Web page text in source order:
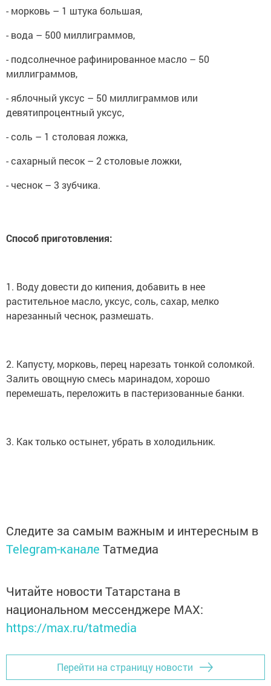
- морковь – 1 штука большая,
- вода – 500 миллиграммов,
- подсолнечное рафинированное масло – 50
миллиграммов,
- яблочный уксус – 50 миллиграммов или
девятипроцентный уксус,
- соль – 1 столовая ложка,
- сахарный песок – 2 столовые ложки,
- чеснок – 3 зубчика.
Способ приготовления:
1. Воду довести до кипения, добавить в нее
растительное масло, уксус, соль, сахар, мелко
нарезанный чеснок, размешать.
2. Капусту, морковь, перец нарезать тонкой соломкой.
Залить овощную смесь маринадом, хорошо
перемешать, переложить в пастеризованные банки.
3. Как только остынет, убрать в холодильник.
Следите за самым важным и интересным в
Telegram-канале Татмедиа
Читайте новости Татарстана в
национальном мессенджере MАХ:
https://max.ru/tatmedia
Перейти на страницу новости